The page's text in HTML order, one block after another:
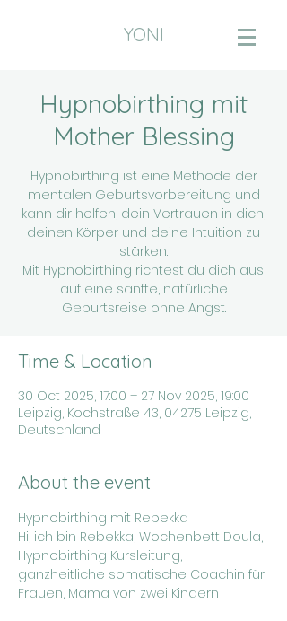
YONI
Hypnobirthing mit
Mother Blessing
Hypnobirthing ist eine Methode der
mentalen Geburtsvorbereitung und
kann dir helfen, dein Vertrauen in dich,
deinen Körper und deine Intuition zu
stärken.
Mit Hypnobirthing richtest du dich aus,
auf eine sanfte, natürliche
Geburtsreise ohne Angst.
Time & Location
30 Oct 2025, 17:00 – 27 Nov 2025, 19:00
Leipzig, Kochstraße 43, 04275 Leipzig,
Deutschland
About the event
Hypnobirthing mit Rebekka
Hi, ich bin Rebekka, Wochenbett Doula,
Hypnobirthing Kursleitung,
ganzheitliche somatische Coachin für
Frauen, Mama von zwei Kindern